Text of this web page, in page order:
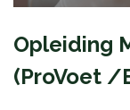
Opleiding
(ProVoet /